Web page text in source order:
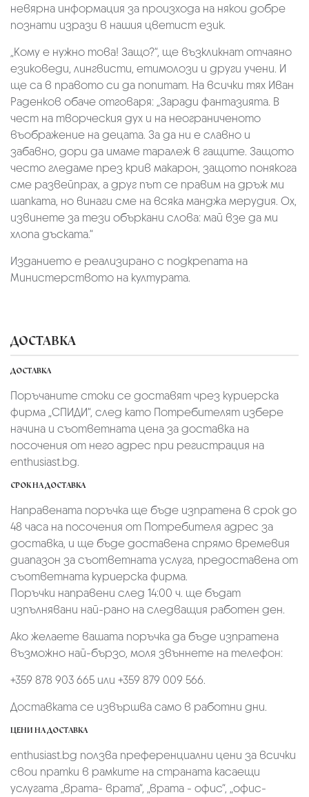
невярна информация за произхода на някои добре
познати изрази в нашия цветист език.
„Кому е нужно това! Защо?“, ще възкликнат отчаяно
езиковеди, лингвисти, етимолози и други учени. И
ще са в правото си да попитат. На всички тях Иван
Раденков обаче отговаря: „Заради фантазията. В
чест на творческия дух и на неограниченото
въображение на децата. За да ни е славно и
забавно, дори да имаме таралеж в гащите. Защото
често гледаме през крив макарон, защото понякога
сме развейпрах, а друг път се правим на дръж ми
шапката, но винаги сме на всяка манджа мерудия. Ох,
извинете за тези объркани слова: май взе да ми
хлопа дъската.“
Изданието е реализирано с подкрепата на
Министерството на културата.
ДОСТАВКА
ДОСТАВКА
Поръчаните стоки се доставят чрез куриерскa
фирмa „СПИДИ“, след като Потребителят избере
начина и съответната цена за доставка на
посочения от него адрес при регистрация на
enthusiast.bg.
СРОК НА ДОСТАВКА
Направената поръчка ще бъде изпратена в срок до
48 часа на посочения от Потребителя адрес за
доставка, и ще бъде доставена спрямо времевия
диапазон за съответната услуга, предоставена от
съответната куриерска фирма.
Поръчки направени след 14:00 ч. ще бъдат
изпълнявани най-рано на следващия работен ден.
Ако желаете вашата поръчка да бъде изпратена
възможно най-бързо, моля звъннете на телефон:
+359 878 903 665 или +359 879 009 566.
Доставката се извършва само в работни дни.
ЦЕНИ НА ДОСТАВКА
enthusiast.bg ползва преференциални цени за всички
свои пратки в рамките на страната касаещи
услугата „врата- врата“, „врата - офис“, „oфис-